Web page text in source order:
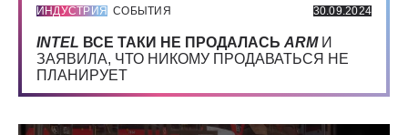
ИНДУСТРИЯ СОБЫТИЯ 30.09.2024
INTEL ВСЕ ТАКИ НЕ ПРОДАЛАСЬ ARMИ
ЗАЯВИЛА, ЧТО НИКОМУ ПРОДАВАТЬСЯ НЕ
ПЛАНИРУЕТ